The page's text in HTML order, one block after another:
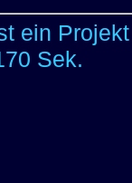
ein
Sek.